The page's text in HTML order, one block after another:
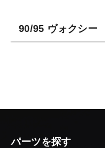
90/95 ヴォクシー
パーツを探す